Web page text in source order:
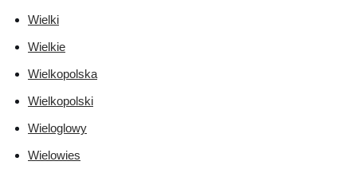
Wielki
Wielkie
Wielkopolska
Wielkopolski
Wieloglowy
Wielowies